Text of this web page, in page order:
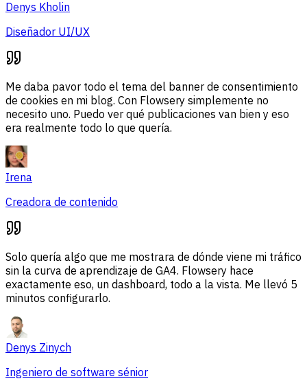
Denys Kholin
Diseñador UI/UX
Me daba pavor todo el tema del banner de consentimiento
de cookies en mi blog. Con Flowsery simplemente no
necesito uno. Puedo ver qué publicaciones van bien y eso
era realmente todo lo que quería.
Irena
Creadora de contenido
Solo quería algo que me mostrara de dónde viene mi tráfico
sin la curva de aprendizaje de GA4. Flowsery hace
exactamente eso, un dashboard, todo a la vista. Me llevó 5
minutos configurarlo.
Denys Zinych
Ingeniero de software sénior